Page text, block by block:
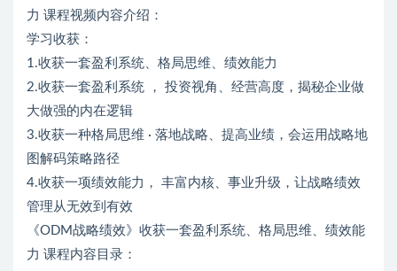
力 课程视频内容介绍：
学习收获：
1.收获一套盈利系统、格局思维、绩效能力
2.收获一套盈利系统 ， 投资视角、经营高度，揭秘企业做
大做强的内在逻辑
3.收获一种格局思维 · 落地战略、提高业绩，会运用战略地
图解码策略路径
4.收获一项绩效能力， 丰富内核、事业升级，让战略绩效
管理从无效到有效
《ODM战略绩效》收获一套盈利系统、格局思维、绩效能
力 课程内容目录：